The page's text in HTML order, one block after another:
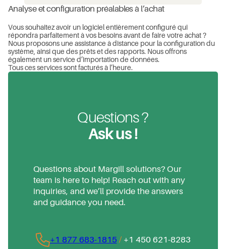
Analyse et configuration préalables à l’achat
Vous souhaitez avoir un logiciel entièrement configuré qui
répondra parfaitement à vos besoins avant de faire votre achat ?
Nous proposons une assistance à distance pour la configuration du
système, ainsi que des prêts et des rapports. Nous offrons
également un service d’importation de données.
Tous ces services sont facturés à l’heure.
Questions ?
Ask us !
Questions about Margill solutions? Our
team is here to help! Reach out with any
inquiries, and we’ll provide the answers
and guidance you need.
+1 877 683-1815 /+1 450 621-8283